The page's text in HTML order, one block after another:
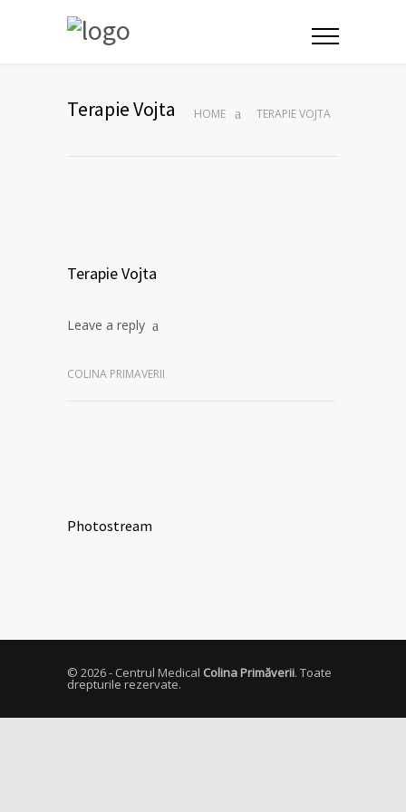
Terapie Vojta HOME TERAPIE VOJTA
Terapie Vojta
Leave a reply
COLINA PRIMAVERII
Photostream
© 2026 - Centrul Medical Colina Primăverii. Toate
drepturile rezervate.